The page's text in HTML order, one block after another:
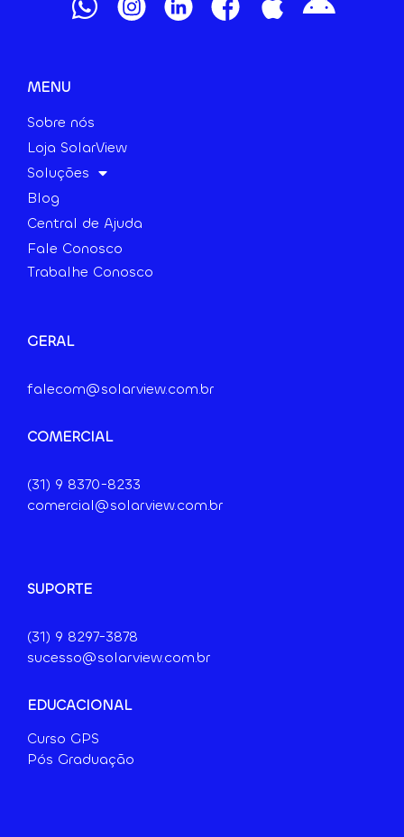
MENU
Sobre nós
Loja SolarView
Soluções
Blog
Central de Ajuda
Fale Conosco
Trabalhe Conosco
GERAL
falecom@solarview.com.br
COMERCIAL
(31) 9 8370-8233
comercial@solarview.com.br
SUPORTE
(31) 9 8297-3878
sucesso@solarview.com.br
EDUCACIONAL
Curso GPS
Pós Graduação